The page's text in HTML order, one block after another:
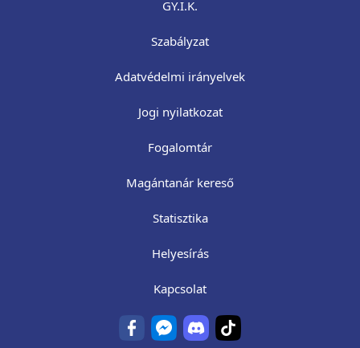
GY.I.K.
Szabályzat
Adatvédelmi irányelvek
Jogi nyilatkozat
Fogalomtár
Magántanár kereső
Statisztika
Helyesírás
Kapcsolat